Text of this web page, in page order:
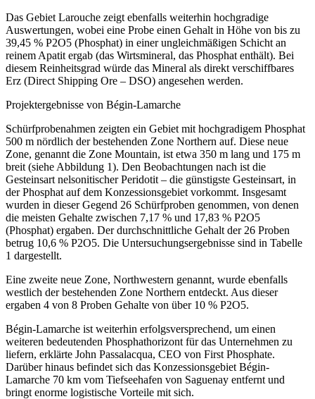
Das Gebiet Larouche zeigt ebenfalls weiterhin hochgradige
Auswertungen, wobei eine Probe einen Gehalt in Höhe von bis zu
39,45 % P2O5 (Phosphat) in einer ungleichmäßigen Schicht an
reinem Apatit ergab (das Wirtsmineral, das Phosphat enthält). Bei
diesem Reinheitsgrad würde das Mineral als direkt verschiffbares
Erz (Direct Shipping Ore – DSO) angesehen werden.
Projektergebnisse von Bégin-Lamarche
Schürfprobenahmen zeigten ein Gebiet mit hochgradigem Phosphat
500 m nördlich der bestehenden Zone Northern auf. Diese neue
Zone, genannt die Zone Mountain, ist etwa 350 m lang und 175 m
breit (siehe Abbildung 1). Den Beobachtungen nach ist die
Gesteinsart nelsonitischer Peridotit – die günstigste Gesteinsart, in
der Phosphat auf dem Konzessionsgebiet vorkommt. Insgesamt
wurden in dieser Gegend 26 Schürfproben genommen, von denen
die meisten Gehalte zwischen 7,17 % und 17,83 % P2O5
(Phosphat) ergaben. Der durchschnittliche Gehalt der 26 Proben
betrug 10,6 % P2O5. Die Untersuchungsergebnisse sind in Tabelle
1 dargestellt.
Eine zweite neue Zone, Northwestern genannt, wurde ebenfalls
westlich der bestehenden Zone Northern entdeckt. Aus dieser
ergaben 4 von 8 Proben Gehalte von über 10 % P2O5.
Bégin-Lamarche ist weiterhin erfolgsversprechend, um einen
weiteren bedeutenden Phosphathorizont für das Unternehmen zu
liefern, erklärte John Passalacqua, CEO von First Phosphate.
Darüber hinaus befindet sich das Konzessionsgebiet Bégin-
Lamarche 70 km vom Tiefseehafen von Saguenay entfernt und
bringt enorme logistische Vorteile mit sich.